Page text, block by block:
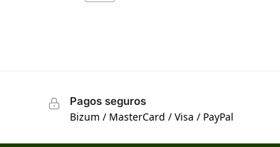
Pagos seguros
Bizum / MasterCard / Visa / PayPal